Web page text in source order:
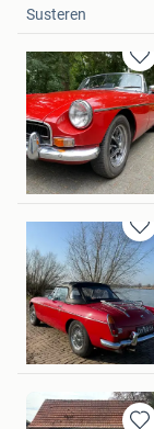
Susteren
in
Mijn
Peerke
Riethoven
in
Mijn
Van der Weele
Nieuwpoort